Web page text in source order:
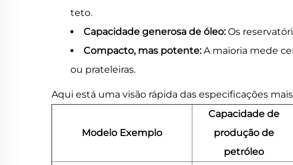
teto.
Capacidade generosa de óleo:Os
Compacto, mas potente:A maioria mede
ou prateleiras.
Aqui está uma visão rápida das especificações
Modelo Exemplo
Capacidade de
produção de
petróleo